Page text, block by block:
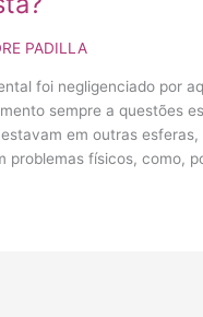
PADILLA
foi negligenciado por
sempre a questões
em outras
problemas físicos, como,